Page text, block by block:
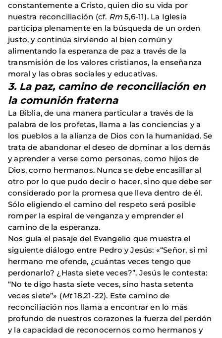
constantemente a Cristo, quien dio su vida por
nuestra reconciliación (cf. Rm 5,6-11). La Iglesia
participa plenamente en la búsqueda de un orden
justo, y continúa sirviendo al bien común y
alimentando la esperanza de paz a través de la
transmisión de los valores cristianos, la enseñanza
moral y las obras sociales y educativas.
3. La paz, camino de reconciliación en
la comunión fraterna
La Biblia, de una manera particular a través de la
palabra de los profetas, llama a las conciencias y a
los pueblos a la alianza de Dios con la humanidad. Se
trata de abandonar el deseo de dominar a los demás
y aprender a verse como personas, como hijos de
Dios, como hermanos. Nunca se debe encasillar al
otro por lo que pudo decir o hacer, sino que debe ser
considerado por la promesa que lleva dentro de él.
Sólo eligiendo el camino del respeto será posible
romper la espiral de venganza y emprender el
camino de la esperanza.
Nos guía el pasaje del Evangelio que muestra el
siguiente diálogo entre Pedro y Jesús: «“Señor, si mi
hermano me ofende, ¿cuántas veces tengo que
perdonarlo? ¿Hasta siete veces?”. Jesús le contesta:
“No te digo hasta siete veces, sino hasta setenta
veces siete”» (Mt18,21-22). Este camino de
reconciliación nos llama a encontrar en lo más
profundo de nuestros corazones la fuerza del perdón
y la capacidad de reconocernos como hermanos y